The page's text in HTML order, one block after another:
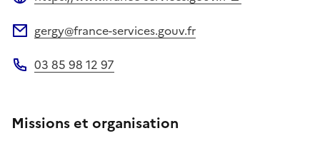
gergy@france-services.gouv.fr
03 85 98 12 97
Missions et organisation